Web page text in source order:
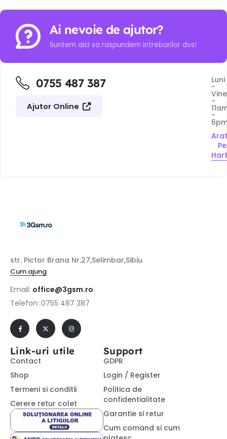
Ai nevoie de ajutor?
Suntem aici sa raspundem intrebarilor dvs!
0755 487 387
Ajutor Online
Luni
-
-
-
Pe
str. Pictor Brana Nr.27,Selimbar,Sibiu
Cum ajung
Email: office@3gsm.ro
Telefon: 0755 487 387
Link-uri utile
Contact
Shop
Termeni si conditii
Cerere retur colet
Support
GDPR
Login / Register
Politica de
confidentialitate
Garantie si retur
Cum comand si cum